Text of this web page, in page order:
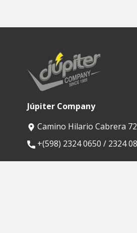
Júpiter Company
Camino Hilario Cabrera
​+(598) 2324 0650 / 2324